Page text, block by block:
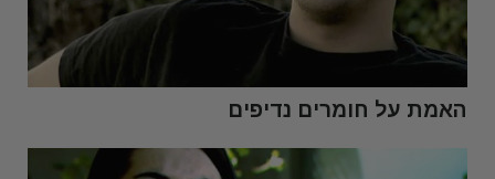
האמת על חומרים נדיפים